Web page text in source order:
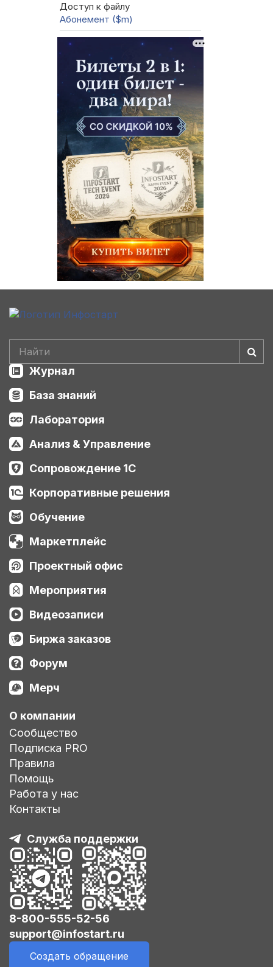
Доступ к файлу
Абонемент ($m)
Журнал
База знаний
Лаборатория
Анализ & Управление
Сопровождение 1С
Корпоративные решения
Обучение
Маркетплейс
Проектный офис
Мероприятия
Видеозаписи
Биржа заказов
Форум
Мерч
О компании
Сообщество
Подписка PRO
Правила
Помощь
Работа у нас
Контакты
Служба поддержки
8-800-555-52-56
support@infostart.ru
Создать обращение